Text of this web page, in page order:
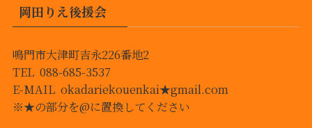
岡田りえ後援会
鳴門市大津町吉永226番地2
TEL 088-685-3537
E-MAIL okadariekouenkai★gmail.com
※★の部分を@に置換してください